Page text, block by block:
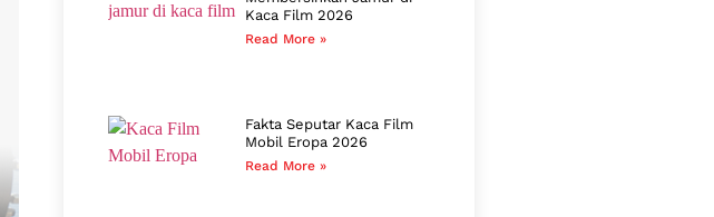
Kaca Film 2026
Read More »
Fakta Seputar Kaca Film
Mobil Eropa 2026
Read More »